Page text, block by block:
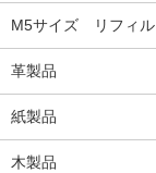
M5サイズ リフィル
革製品
紙製品
木製品